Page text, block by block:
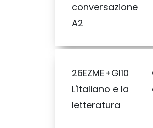
conversazione
A2
26EZME+GI10
L'italiano e la
letteratura